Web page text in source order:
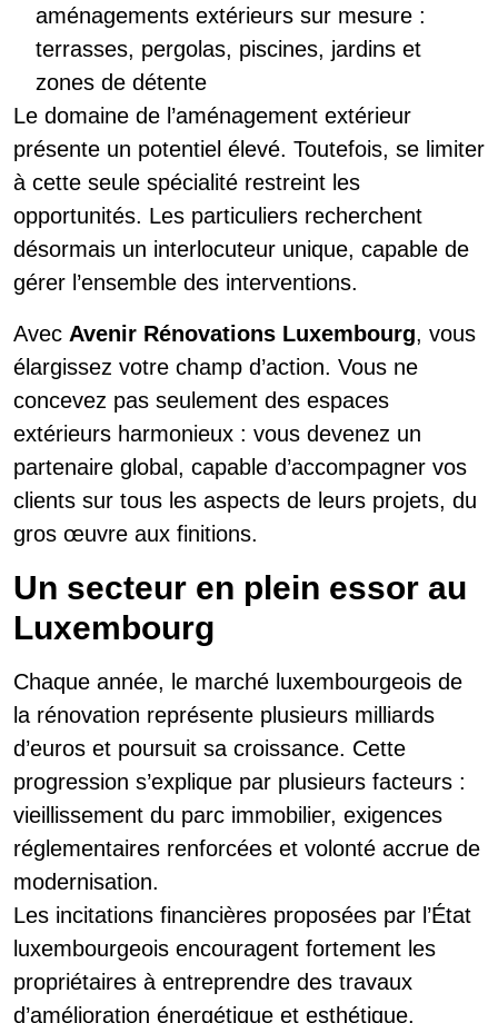
aménagements extérieurs sur mesure :
terrasses, pergolas, piscines, jardins et
zones de détente
Le domaine de l’aménagement extérieur
présente un potentiel élevé. Toutefois, se limiter
à cette seule spécialité restreint les
opportunités. Les particuliers recherchent
désormais un interlocuteur unique, capable de
gérer l’ensemble des interventions.
Avec Avenir Rénovations Luxembourg, vous
élargissez votre champ d’action. Vous ne
concevez pas seulement des espaces
extérieurs harmonieux : vous devenez un
partenaire global, capable d’accompagner vos
clients sur tous les aspects de leurs projets, du
gros œuvre aux finitions.
Un secteur en plein essor au
Luxembourg
Chaque année, le marché luxembourgeois de
la rénovation représente plusieurs milliards
d’euros et poursuit sa croissance. Cette
progression s’explique par plusieurs facteurs :
vieillissement du parc immobilier, exigences
réglementaires renforcées et volonté accrue de
modernisation.
Les incitations financières proposées par l’État
luxembourgeois encouragent fortement les
propriétaires à entreprendre des travaux
d’amélioration énergétique et esthétique.